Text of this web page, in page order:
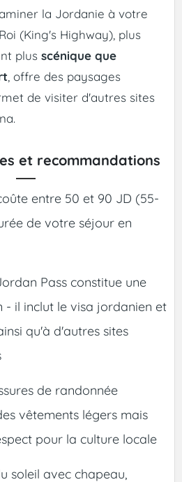
la Jordanie à votre
(King's Highway), plus
plus scénique que
, offre des paysages
de visiter d'autres sites
et recommandations
entre 50 et 90 JD (55-
de votre séjour en
Pass constitue une
- il inclut le visa jordanien et
qu'à d'autres sites
de randonnée
vêtements légers mais
pour la culture locale
soleil avec chapeau,